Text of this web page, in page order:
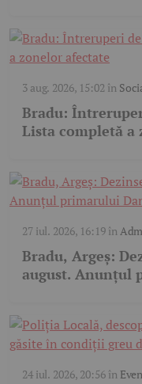
3 aug. 2026, 15:02 în
Bradu:
Lista completă a
27 iul. 2026, 16:19în
Bradu, Argeș:
august. Anunțul
24 iul. 2026, 20:56în